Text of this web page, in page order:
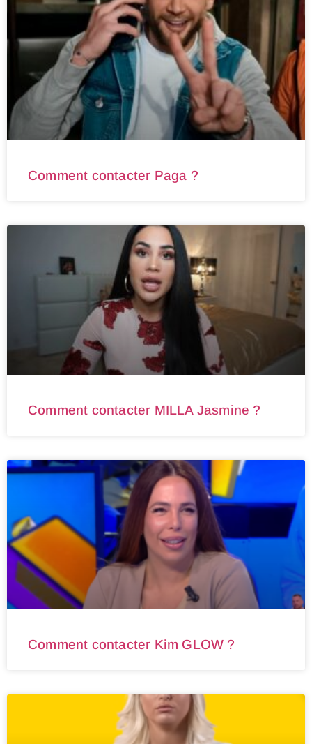
Comment contacter Paga ?
Comment contacter MILLA Jasmine ?
Comment contacter Kim GLOW ?